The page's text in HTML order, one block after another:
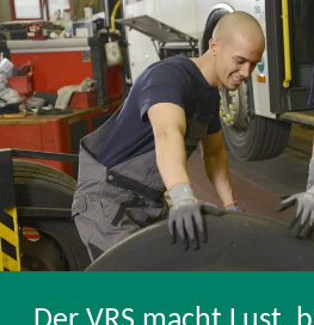
Der VRS macht Lust,